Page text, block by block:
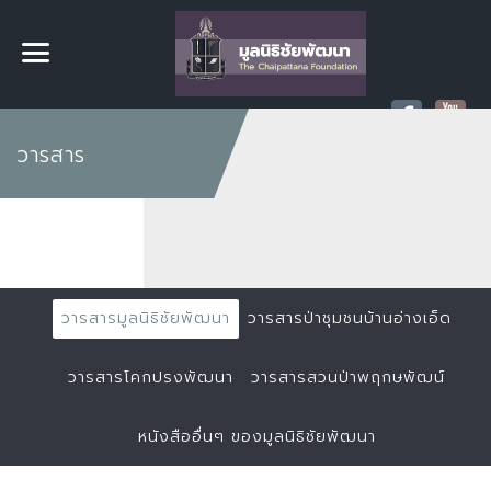
วารสาร
วารสารมูลนิธิชัยพัฒนา วารสารป่าชุมชนบ้านอ่างเอ็ด
วารสารโคกปรงพัฒนา วารสารสวนป่าพฤกษพัฒน์
หนังสืออื่นๆ ของมูลนิธิชัยพัฒนา